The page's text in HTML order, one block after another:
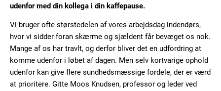
udenfor med din kollega i din kaffepause.
Vi bruger ofte størstedelen af vores arbejdsdag indendørs,
hvor vi sidder foran skærme og sjældent får bevæget os nok.
Mange af os har travlt, og derfor bliver det en udfordring at
komme udenfor i løbet af dagen. Men selv kortvarige ophold
udenfor kan give flere sundhedsmæssige fordele, der er værd
at prioritere. Gitte Moos Knudsen, professor og leder ved